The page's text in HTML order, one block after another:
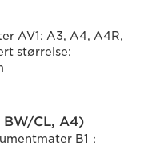
AV1: A3, A4, A4R,
størrelse:
CL, A4)
B1：